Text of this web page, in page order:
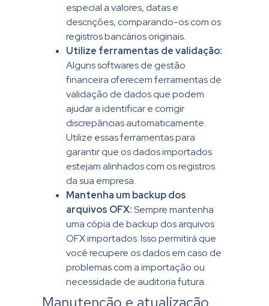
especial a valores, datas e
descrições, comparando-os com os
registros bancários originais.
Utilize ferramentas de validação:
Alguns softwares de gestão
financeira oferecem ferramentas de
validação de dados que podem
ajudar a identificar e corrigir
discrepâncias automaticamente.
Utilize essas ferramentas para
garantir que os dados importados
estejam alinhados com os registros
da sua empresa.
Mantenha um backup dos
arquivos OFX:Sempre mantenha
uma cópia de backup dos arquivos
OFX importados. Isso permitirá que
você recupere os dados em caso de
problemas com a importação ou
necessidade de auditoria futura.
Manutenção e atualização